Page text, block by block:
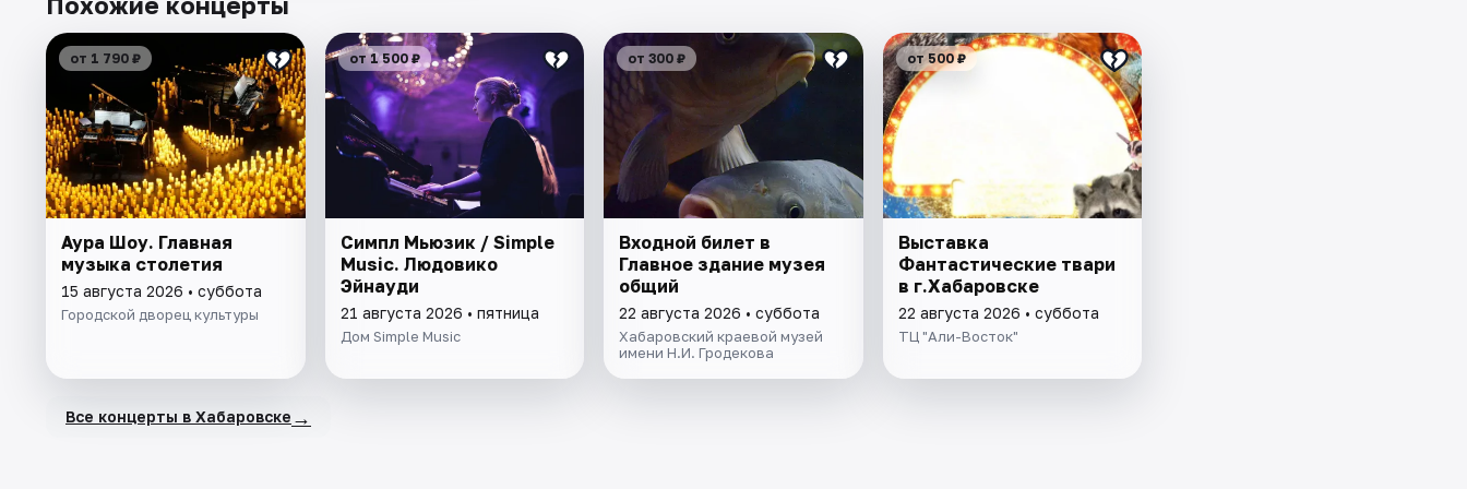
от 1 790 ₽
Аура Шоу. Главная
музыка столетия
15 августа 2026 • суббота
Городской дворец культуры
от 1 500 ₽
Симпл Мьюзик / Simple
Music. Людовико
Эйнауди
21 августа 2026 • пятница
Дом Simple Music
от 300 ₽
Входной билет в
Главное здание музея
общий
22 августа 2026 • суббота
Хабаровский краевой музей
имени Н.И. Гродекова
от 500 ₽
Выставка
Фантастические твари
в г.Хабаровске
22 августа 2026 • суббота
ТЦ "Али-Восток"
Все концерты в Хабаровске →